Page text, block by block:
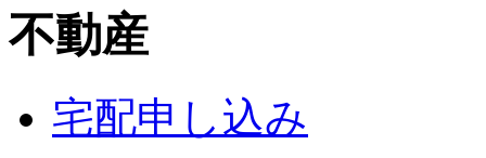
不動産
宅配申し込み